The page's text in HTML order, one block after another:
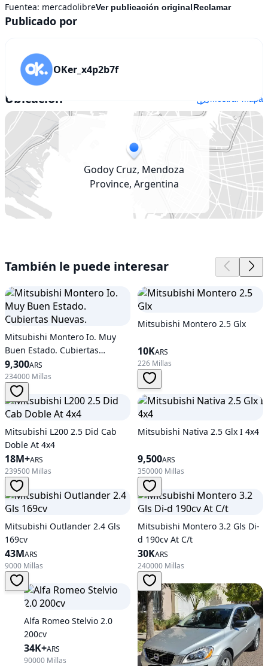
Fuentea: mercadolibreVer publicación originalReclamar
Publicado por
OKer_x4p2b7f
Ubicación Mostrar mapa
Godoy Cruz, Mendoza
Province, Argentina
También le puede interesar
Mitsubishi Montero Io. Muy
Buen Estado. Cubiertas
Nuevas.
9,300ARS
234000 Millas
Mitsubishi Montero 2.5 Glx
10KARS
226 Millas
Mitsubishi L200 2.5 Did Cab
Doble At 4x4
18M+ARS
239500 Millas
Mitsubishi Nativa 2.5 Glx I 4x4
9,500ARS
350000 Millas
Mitsubishi Outlander 2.4 Gls
169cv
43MARS
9000 Millas
Mitsubishi Montero 3.2 Gls Di-
d 190cv At C/t
30KARS
240000 Millas
Alfa Romeo Stelvio 2.0
200cv
34K+ARS
90000 Millas